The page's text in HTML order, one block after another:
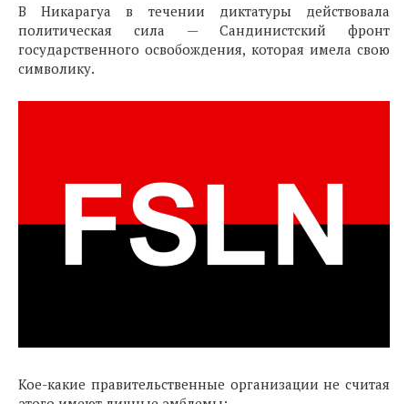
В Никарагуа в течении диктатуры действовала
политическая сила — Сандинистский фронт
государственного освобождения, которая имела свою
символику.
Кое-какие правительственные организации не считая